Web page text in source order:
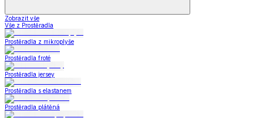
Zobrazit vše
Vše z Prostěradla
Prostěradla z mikroplyše
Prostěradla froté
Prostěradla jersey
Prostěradla s elastanem
Prostěradla plátěná